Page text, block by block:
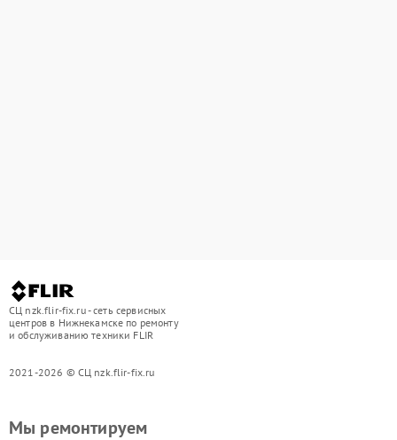
СЦ nzk.flir-fix.ru - сеть сервисных
центров в Нижнекамске по ремонту
и обслуживанию техники FLIR
2021-2026 © СЦ nzk.flir-fix.ru
Мы ремонтируем